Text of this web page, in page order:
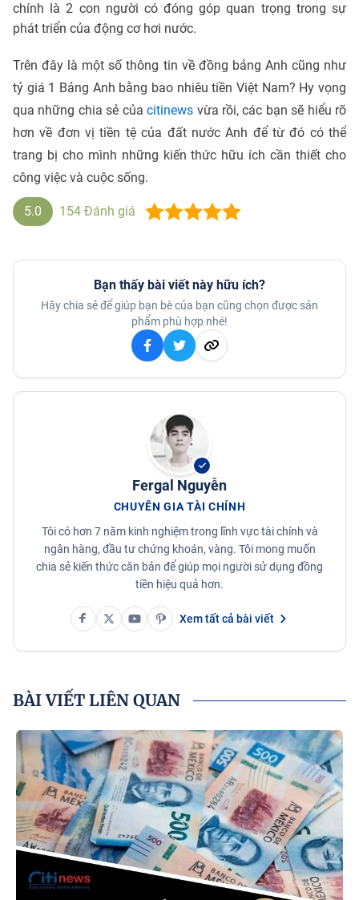
chính là 2 con người có đóng góp quan trọng trong sự
phát triển của động cơ hơi nước.
Trên đây là một số thông tin về đồng bảng Anh cũng như
tỷ giá 1 Bảng Anh bằng bao nhiêu tiền Việt Nam? Hy vọng
qua những chia sẻ củacitinews vừa rồi, các bạn sẽ hiểu rõ
hơn về đơn vị tiền tệ của đất nước Anh để từ đó có thể
trang bị cho mình những kiến thức hữu ích cần thiết cho
công việc và cuộc sống.
5.0 154 Đánh giá
Bạn thấy bài viết này hữu ích?
Hãy chia sẻ để giúp bạn bè của bạn cũng chọn được sản
phẩm phù hợp nhé!
Fergal Nguyễn
CHUYÊN GIA TÀI CHÍNH
Tôi có hơn 7 năm kinh nghiệm trong lĩnh vực tài chính và
ngân hàng, đầu tư chứng khoán, vàng. Tôi mong muốn
chia sẻ kiến thức căn bản để giúp mọi người sử dụng đồng
tiền hiệu quả hơn.
Xem tất cả bài viết
BÀI VIẾT LIÊN QUAN